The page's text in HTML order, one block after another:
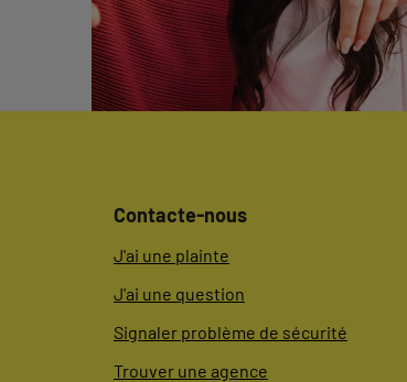
Contacte-nous
J'ai une plainte
J'ai une question
Signaler problème de sécurité
Trouver une agence